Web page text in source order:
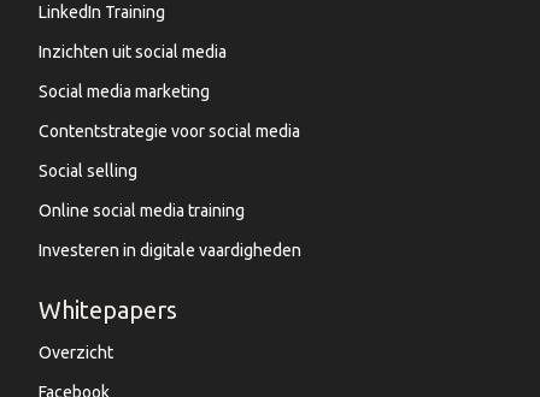
LinkedIn Training
Inzichten uit social media
Social media marketing
Contentstrategie voor social media
Social selling
Online social media training
Investeren in digitale vaardigheden
Whitepapers
Overzicht
Facebook